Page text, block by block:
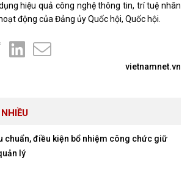
hiệu quả công nghệ thông tin, trí tuệ nhân
động của Đảng ủy Quốc hội, Quốc hội.
vietnamnet.vn
chuẩn, điều kiện bổ nhiệm công chức giữ
lý